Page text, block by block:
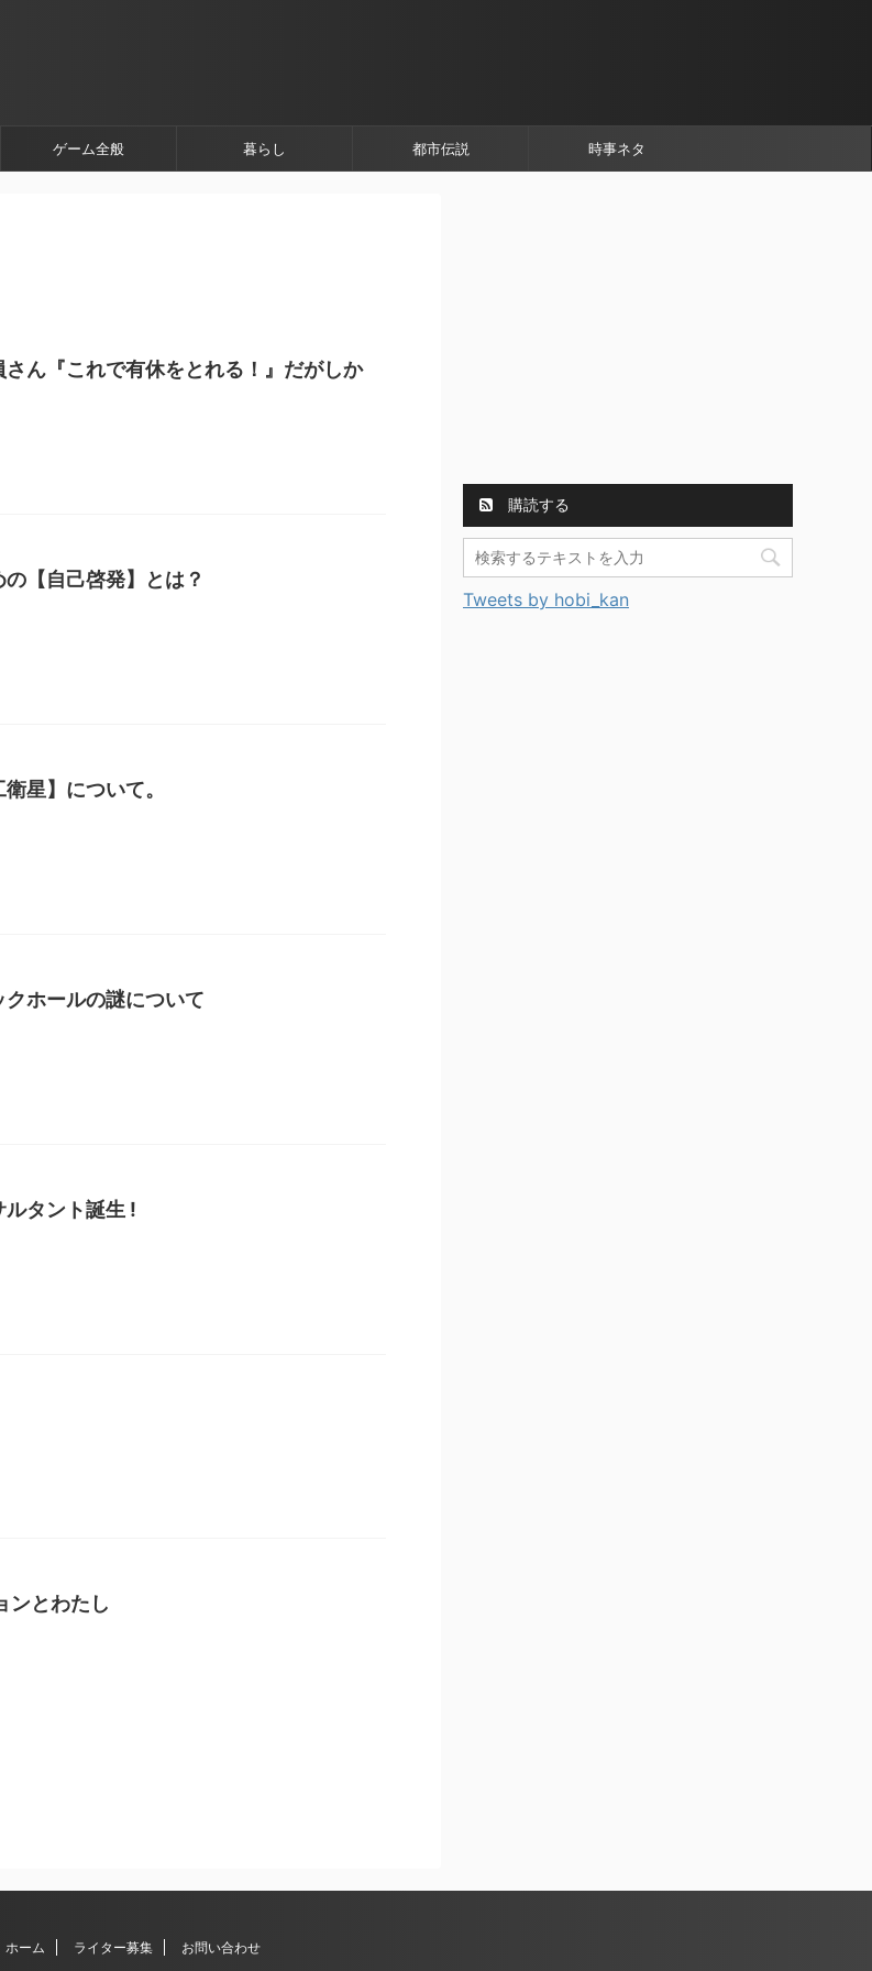
ゲーム全般 暮らし 都市伝説 時事ネタ
さん『これで有休をとれる！』だがしか
【自己啓発】とは？
星】について。
クホールの謎について
ルタント誕生 !
ンとわたし
購読する
Tweets by hobi_kan
ホーム ライター募集 お問い合わせ